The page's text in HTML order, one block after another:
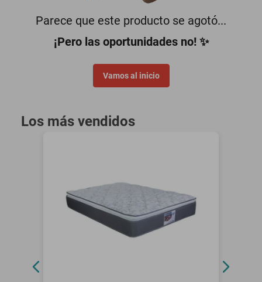
Parece que este producto se agotó...
¡Pero las oportunidades no! ✨
Vamos al inicio
Los más vendidos
oppo
minisplit